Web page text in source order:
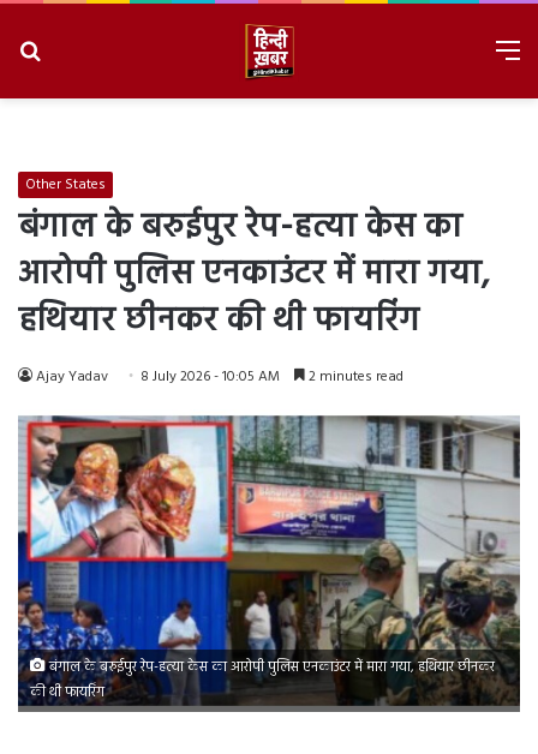
Other States
बंगाल के बरुईपुर रेप-हत्या केस का
आरोपी पुलिस एनकाउंटर में मारा गया,
हथियार छीनकर की थी फायरिंग
Ajay Yadav 8 July 2026 - 10:05 AM 2 minutes read
बंगाल के बरुईपुर रेप-हत्या केस का आरोपी पुलिस एनकाउंटर में मारा गया, हथियार छीनकर
की थी फायरिंग